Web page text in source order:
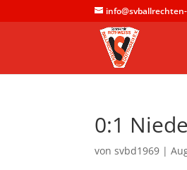
0:1
vonsvbd1969 |